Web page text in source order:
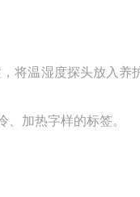
将温湿度探头放入
、加热字样的标签。